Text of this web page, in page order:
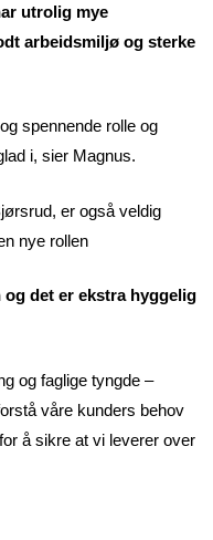
utrolig mye
arbeidsmiljø og sterke
spennende rolle og
i, sier Magnus.
er også veldig
nye rollen
det er ekstra hyggelig
og faglige tyngde –
våre kunders behov
å sikre at vi leverer over